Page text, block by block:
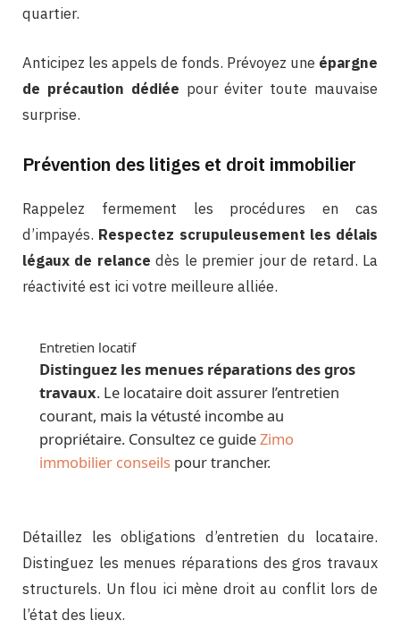
quartier.
Anticipez les appels de fonds. Prévoyez une épargne
de précaution dédiée pour éviter toute mauvaise
surprise.
Prévention des litiges et droit immobilier
Rappelez fermement les procédures en cas
d’impayés. Respectez scrupuleusement les délais
légaux de relance dès le premier jour de retard. La
réactivité est ici votre meilleure alliée.
Entretien locatif
Distinguez les menues réparations des gros
travaux. Le locataire doit assurer l’entretien
courant, mais la vétusté incombe au
propriétaire. Consultez ce guideZimo
immobilier conseils pour trancher.
Détaillez les obligations d’entretien du locataire.
Distinguez les menues réparations des gros travaux
structurels. Un flou ici mène droit au conflit lors de
l’état des lieux.